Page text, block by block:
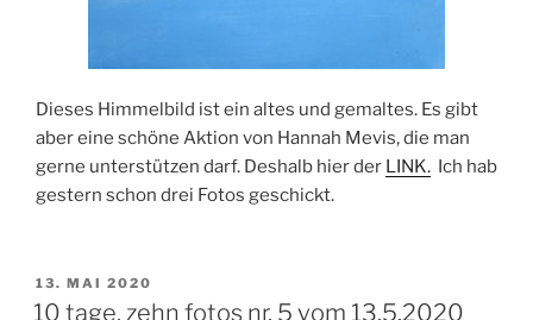
Dieses Himmelbild ist ein altes und gemaltes. Es gibt
aber eine schöne Aktion von Hannah Mevis, die man
gerne unterstützen darf. Deshalb hier der LINK. Ich hab
gestern schon drei Fotos geschickt.
VERÖFFENTLICHT
AM
13. MAI 2020
10 tage, zehn fotos nr. 5 vom 13.5.2020